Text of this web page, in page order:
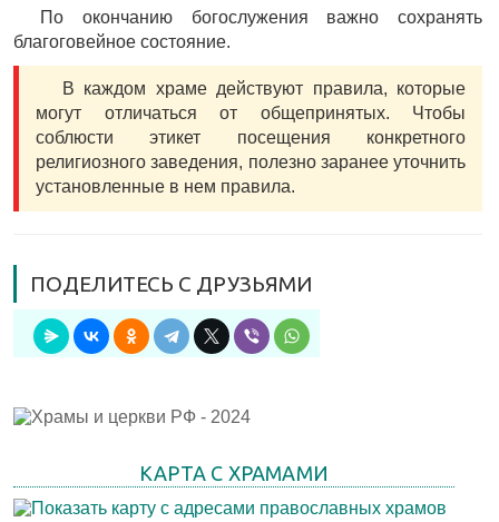
По окончанию богослужения важно сохранять
благоговейное состояние.
В каждом храме действуют правила, которые
могут отличаться от общепринятых. Чтобы
соблюсти этикет посещения конкретного
религиозного заведения, полезно заранее уточнить
установленные в нем правила.
ПОДЕЛИТЕСЬ С ДРУЗЬЯМИ
КАРТА С ХРАМАМИ